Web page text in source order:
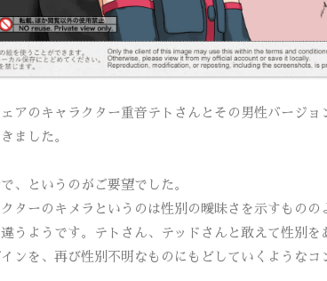
アのキャラクター重音テトさんとその男性バージョ
ました。
、というのがご要望でした。
ターのキメラというのは性別の曖昧さを示すものの
うようです。テトさん、テッドさんと敢えて性別を
ンを、再び性別不明なものにもどしていくようなコ